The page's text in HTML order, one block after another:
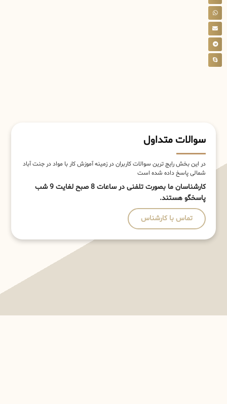
سوالات متداول
در این بخش رایج ترین سوالات کاربران در زمینه آموزش کار با مواد در جنت آباد
شمالی پاسخ داده شده است
کارشناسان ما بصورت تلفنی در ساعات 8 صبح لغایت 9 شب
پاسخگو هستند.
تماس با کارشناس